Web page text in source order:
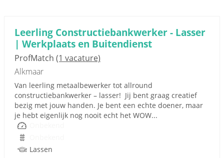
Leerling Constructiebankwerker - Lasser
| Werkplaats en Buitendienst
ProfMatch (1 vacature)
Alkmaar
Van leerling metaalbewerker tot allround
constructiebankwerker – lasser! Jij bent graag creatief
bezig met jouw handen. Je bent een echte doener, maar
je hebt eigenlijk nog nooit echt het WOW...
Lassen